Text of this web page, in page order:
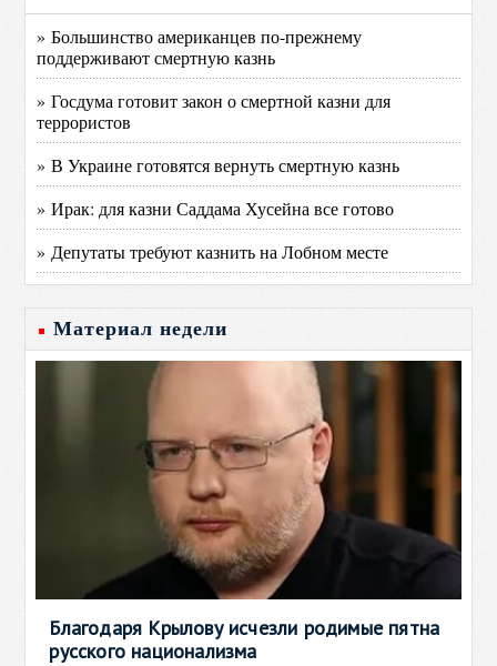
» Большинство американцев по-прежнему
поддерживают смертную казнь
» Госдума готовит закон о смертной казни для
террористов
» В Украине готовятся вернуть смертную казнь
» Ирак: для казни Саддама Хусейна все готово
» Депутаты требуют казнить на Лобном месте
Материал недели
Благодаря Крылову исчезли родимые пятна
русского национализма